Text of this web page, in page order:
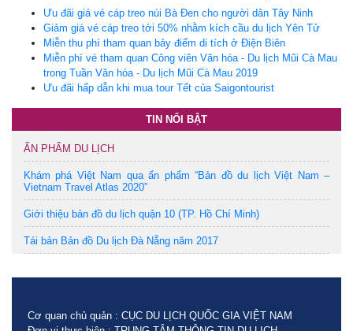
Ưu đãi giá vé cáp treo núi Bà Đen cho người dân Tây Ninh
Giảm giá vé cáp treo tới 50% nhằm kích cầu du lịch Yên Tử
Miễn thu phí tham quan bảy điểm di tích ở Điện Biên
Miễn phí vé tham quan Công viên Văn hóa - Du lịch Mũi Cà Mau
trong Tuần Văn hóa - Du lịch Mũi Cà Mau 2019
Ưu đãi hấp dẫn khi mua tour Tết của Saigontourist
TIN NỔI BẬT
ẤN PHẨM DU LỊCH
Khám phá Việt Nam qua ấn phẩm “Bản đồ du lịch Việt Nam –
Vietnam Travel Atlas 2020”
Giới thiệu bản đồ du lịch quận 10 (TP. Hồ Chí Minh)
Tái bản Bản đồ Du lịch Đà Nẵng năm 2017
Cơ quan chủ quản : CỤC DU LỊCH QUỐC GIA VIỆT NAM